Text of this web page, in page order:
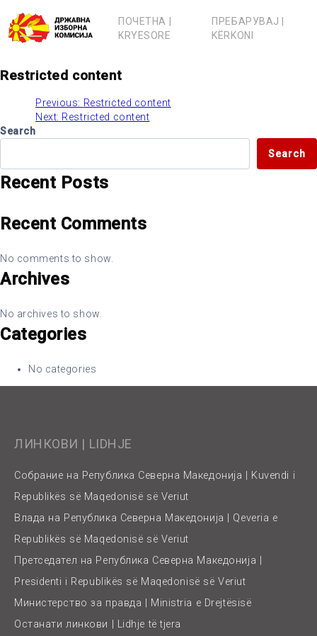
content
ПОЧЕТНА |
KRYESORE
ПРЕБАРУВАЈ |
KËRKONI
Restricted content
Post
navigation
Previous: Restricted content
Next: Restricted content
Search
Search
Recent Posts
Recent Comments
No comments to show.
Archives
No archives to show.
Categories
No categories
ЛИНКОВИ | LIDHJE
Собрание на Република Северна Македонија | Kuvendi i
Republikës së Maqedonisë së Veriut
Влада на Република Северна Македонија | Qeveria e
Republikës së Maqedonisë së Veriut
Претседател на Република Северна Македонија |
Presidenti i Republikës së Maqedonisë së Veriut
Министерство за правда | Ministria e Drejtësisë
Останати линкови | Lidhje të tjera